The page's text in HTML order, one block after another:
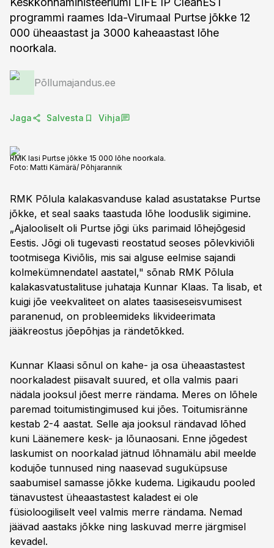
programmi raames Ida-Virumaal Purtse jõkke 12
000 üheaastast ja 3000 kaheaastast lõhe
noorkala.
Põllumajandus.ee
Jaga Salvesta Vihja
RMK lasi Purtse jõkke 15 000 lõhe noorkala.
Foto: Matti Kämärä/ Põhjarannik
RMK Põlula kalakasvanduse kalad asustatakse Purtse
jõkke, et seal saaks taastuda lõhe looduslik sigimine.
„Ajalooliselt oli Purtse jõgi üks parimaid lõhejõgesid
Eestis. Jõgi oli tugevasti reostatud seoses põlevkiviõli
tootmisega Kiviõlis, mis sai alguse eelmise sajandi
kolmekümnendatel aastatel," sõnab RMK Põlula
kalakasvatustalituse juhataja Kunnar Klaas. Ta lisab, et
kuigi jõe veekvaliteet on alates taasiseseisvumisest
paranenud, on probleemideks likvideerimata
jääkreostus jõepõhjas ja rändetõkked.
Kunnar Klaasi sõnul on kahe- ja osa üheaastastest
noorkaladest piisavalt suured, et olla valmis paari
nädala jooksul jõest merre rändama. Meres on lõhele
paremad toitumistingimused kui jões. Toitumisränne
kestab 2-4 aastat. Selle aja jooksul rändavad lõhed
kuni Läänemere kesk- ja lõunaosani. Enne jõgedest
laskumist on noorkalad jätnud lõhnamälu abil meelde
kodujõe tunnused ning naasevad suguküpsuse
saabumisel samasse jõkke kudema. Ligikaudu pooled
tänavustest üheaastastest kaladest ei ole
füsioloogiliselt veel valmis merre rändama. Nemad
jäävad aastaks jõkke ning laskuvad merre järgmisel
kevadel.